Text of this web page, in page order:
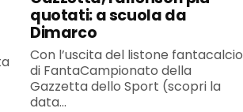
quotati: a scuola da
Dimarco
Con l’uscita del listone fantacalcio
di FantaCampionato della
Gazzetta dello Sport (scopri la
data...